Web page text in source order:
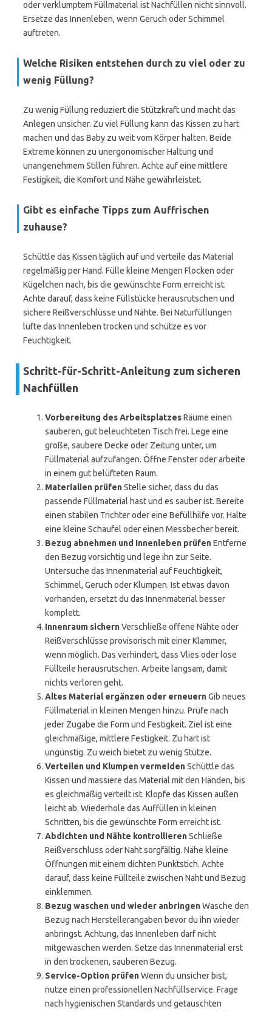
oder verklumptem Füllmaterial ist Nachfüllen nicht sinnvoll.
Ersetze das Innenleben, wenn Geruch oder Schimmel
auftreten.
Welche Risiken entstehen durch zu viel oder zu
wenig Füllung?
Zu wenig Füllung reduziert die Stützkraft und macht das
Anlegen unsicher. Zu viel Füllung kann das Kissen zu hart
machen und das Baby zu weit vom Körper halten. Beide
Extreme können zu unergonomischer Haltung und
unangenehmem Stillen führen. Achte auf eine mittlere
Festigkeit, die Komfort und Nähe gewährleistet.
Gibt es einfache Tipps zum Auffrischen
zuhause?
Schüttle das Kissen täglich auf und verteile das Material
regelmäßig per Hand. Fülle kleine Mengen Flocken oder
Kügelchen nach, bis die gewünschte Form erreicht ist.
Achte darauf, dass keine Füllstücke herausrutschen und
sichere Reißverschlüsse und Nähte. Bei Naturfüllungen
lüfte das Innenleben trocken und schütze es vor
Feuchtigkeit.
Schritt-für-Schritt-Anleitung zum sicheren
Nachfüllen
Vorbereitung des ArbeitsplatzesRäume einen
sauberen, gut beleuchteten Tisch frei. Lege eine
große, saubere Decke oder Zeitung unter, um
Füllmaterial aufzufangen. Öffne Fenster oder arbeite
in einem gut belüfteten Raum.
Materialien prüfenStelle sicher, dass du das
passende Füllmaterial hast und es sauber ist. Bereite
einen stabilen Trichter oder eine Befüllhilfe vor. Halte
eine kleine Schaufel oder einen Messbecher bereit.
Bezug abnehmen und Innenleben prüfenEntferne
den Bezug vorsichtig und lege ihn zur Seite.
Untersuche das Innenmaterial auf Feuchtigkeit,
Schimmel, Geruch oder Klumpen. Ist etwas davon
vorhanden, ersetzt du das Innenmaterial besser
komplett.
Innenraum sichernVerschließe offene Nähte oder
Reißverschlüsse provisorisch mit einer Klammer,
wenn möglich. Das verhindert, dass Vlies oder lose
Füllteile herausrutschen. Arbeite langsam, damit
nichts verloren geht.
Altes Material ergänzen oder erneuernGib neues
Füllmaterial in kleinen Mengen hinzu. Prüfe nach
jeder Zugabe die Form und Festigkeit. Ziel ist eine
gleichmäßige, mittlere Festigkeit. Zu hart ist
ungünstig. Zu weich bietet zu wenig Stütze.
Verteilen und Klumpen vermeidenSchüttle das
Kissen und massiere das Material mit den Händen, bis
es gleichmäßig verteilt ist. Klopfe das Kissen außen
leicht ab. Wiederhole das Auffüllen in kleinen
Schritten, bis die gewünschte Form erreicht ist.
Abdichten und Nähte kontrollierenSchließe
Reißverschluss oder Naht sorgfältig. Nähe kleine
Öffnungen mit einem dichten Punktstich. Achte
darauf, dass keine Füllteile zwischen Naht und Bezug
einklemmen.
Bezug waschen und wieder anbringenWasche den
Bezug nach Herstellerangaben bevor du ihn wieder
anbringst. Achtung, das Innenleben darf nicht
mitgewaschen werden. Setze das Innenmaterial erst
in den trockenen, sauberen Bezug.
Service-Option prüfenWenn du unsicher bist,
nutze einen professionellen Nachfüllservice. Frage
nach hygienischen Standards und getauschten